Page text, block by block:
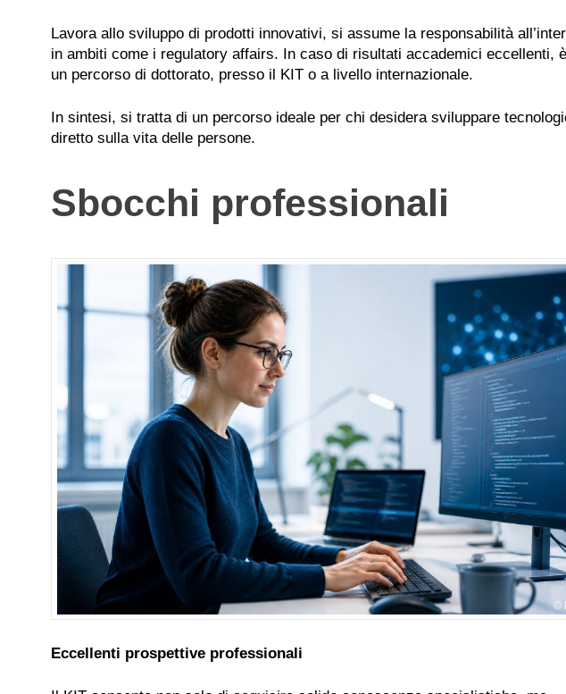
Lavora allo sviluppo di prodotti innovativi, si assume la responsabilità
in ambiti come i regulatory affairs. In caso di risultati accademici eccellenti,
un percorso di dottorato, presso il KIT o a livello internazionale.
In sintesi, si tratta di un percorso ideale per chi desidera sviluppare
diretto sulla vita delle persone.
Sbocchi professionali
Eccellenti prospettive professionali